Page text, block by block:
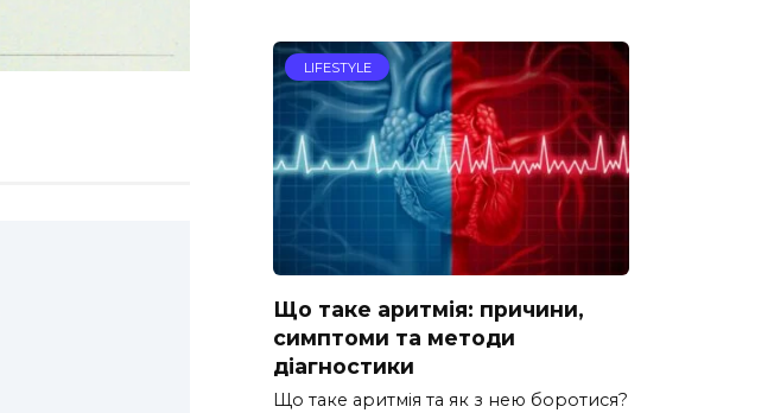
LIFESTYLE
Що таке аритмія: причини,
симптоми та методи
діагностики
Що таке аритмія та як з нею боротися?